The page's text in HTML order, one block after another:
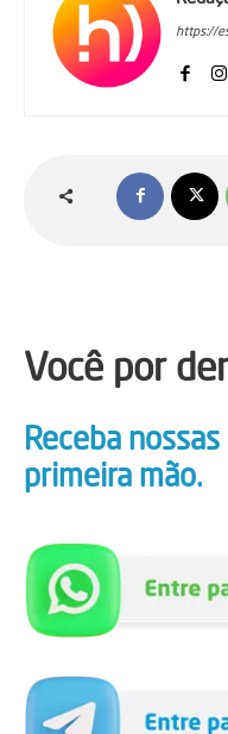
https://
Você por
Receba
primeira mão.